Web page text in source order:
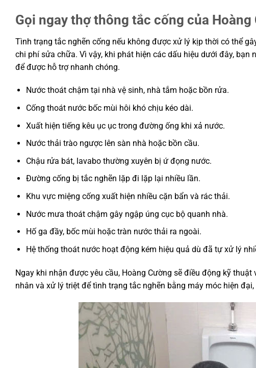
Gọi ngay thợ thông tắc cống của
Tình trạng tắc nghẽn cống nếu không được xử lý kịp thời có thể
chi phí sửa chữa. Vì vậy, khi phát hiện các dấu hiệu dưới đây,
để được hỗ trợ nhanh chóng.
Nước thoát chậm tại nhà vệ sinh, nhà tắm hoặc bồn rửa.
Cống thoát nước bốc mùi hôi khó chịu kéo dài.
Xuất hiện tiếng kêu ục ục trong đường ống khi xả nước.
Nước thải trào ngược lên sàn nhà hoặc bồn cầu.
Chậu rửa bát, lavabo thường xuyên bị ứ đọng nước.
Đường cống bị tắc nghẽn lặp đi lặp lại nhiều lần.
Khu vực miệng cống xuất hiện nhiều cặn bẩn và rác thải.
Nước mưa thoát chậm gây ngập úng cục bộ quanh nhà.
Hố ga đầy, bốc mùi hoặc tràn nước thải ra ngoài.
Hệ thống thoát nước hoạt động kém hiệu quả dù đã tự xử lý
Ngay khi nhận được yêu cầu, Hoàng Cường sẽ điều động kỹ
nhân và xử lý triệt để tình trạng tắc nghẽn bằng máy móc hiện